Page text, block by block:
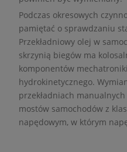
Podczas okresowych
pamiętać o sprawdzaniu
Przekładniowy olej w
skrzynią biegów ma
komponentów
hydrokinetycznego.
przekładniach
mostów samochodów z
napędowym, w którym